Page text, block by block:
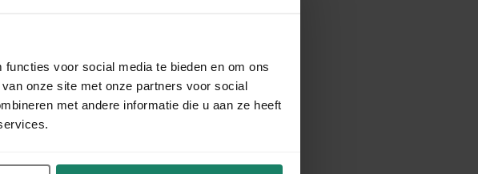
voor social media te bieden en om ons
onze site met onze partners voor social
met andere informatie die u aan ze heeft